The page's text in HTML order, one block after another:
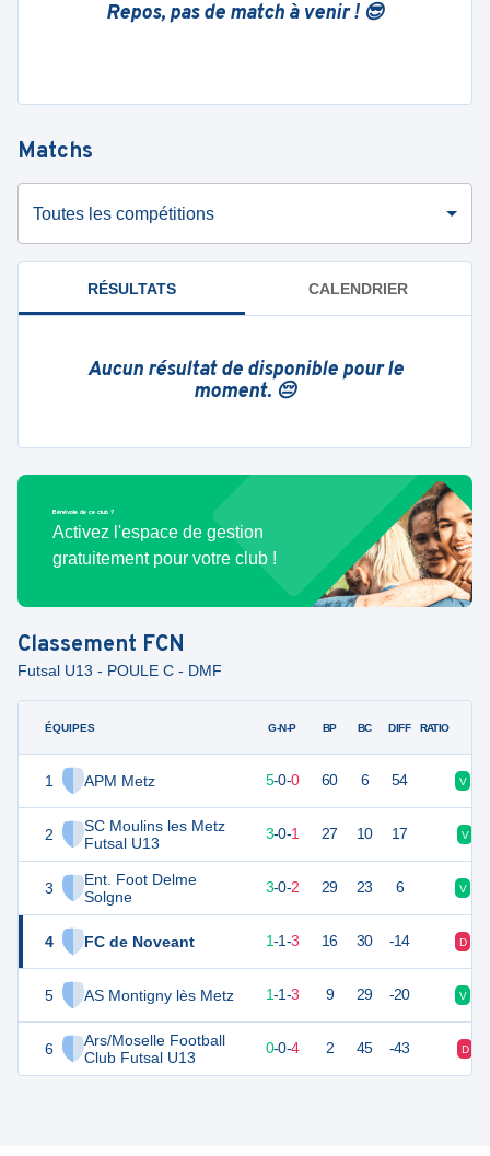
Repos, pas de match à venir ! 😎
Matchs
Toutes les compétitions
RÉSULTATS CALENDRIER
Aucun résultat de disponible pour le
moment. 😔
Bénévole de ce club ?
Activez l'espace de gestion
gratuitement pour votre club !
Classement FCN
Futsal U13 - POULE C - DMF
ÉQUIPES
1 APM Metz
2
SC Moulins les Metz
Futsal U13
3
Ent. Foot Delme
Solgne
4 FC de Noveant
5 AS Montigny lès Metz
6
Ars/Moselle Football
Club Futsal U13
G-N-P BP BC DIFF RATIO
5-0-0 60 6 54 V
9 3-0-1 27 10 17 V
3-0-2 29 23 6 V
1-1-3 16 30 -14 D
4 5 1-1-3 9 29 -20 V
-1 0-0-4 2 45 -43 D